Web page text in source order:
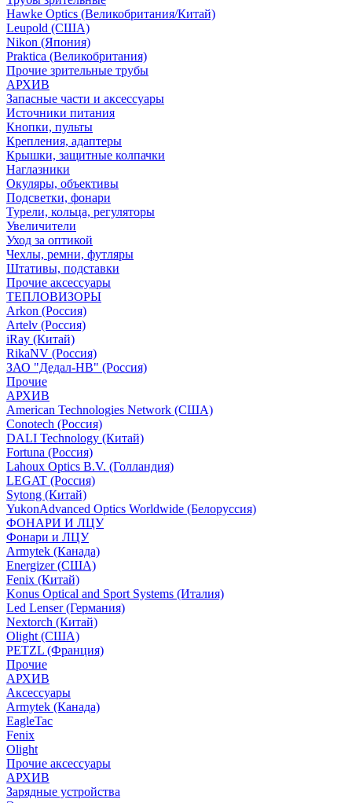
Hawke Optics (Великобритания/Китай)
Leupold (США)
Nikon (Япония)
Praktica (Великобритания)
Прочие зрительные трубы
АРХИВ
Запасные части и аксессуары
Источники питания
Кнопки, пульты
Крепления, адаптеры
Крышки, защитные колпачки
Наглазники
Окуляры, объективы
Подсветки, фонари
Турели, кольца, регуляторы
Увеличители
Уход за оптикой
Чехлы, ремни, футляры
Штативы, подставки
Прочие аксессуары
ТЕПЛОВИЗОРЫ
Arkon (Россия)
Artelv (Россия)
iRay (Китай)
RikaNV (Россия)
ЗАО "Дедал-НВ" (Россия)
Прочие
АРХИВ
American Technologies Network (США)
Conotech (Россия)
DALI Technology (Китай)
Fortuna (Россия)
Lahoux Optics B.V. (Голландия)
LEGAT (Россия)
Sytong (Китай)
YukonAdvanced Optics Worldwide (Белоруссия)
ФОНАРИ И ЛЦУ
Фонари и ЛЦУ
Armytek (Канада)
Energizer (США)
Fenix (Китай)
Konus Optical and Sport Systems (Италия)
Led Lenser (Германия)
Nextorch (Китай)
Olight (США)
PETZL (Франция)
Прочие
АРХИВ
Аксессуары
Armytek (Канада)
EagleTac
Fenix
Olight
Прочие аксессуары
АРХИВ
Зарядные устройства